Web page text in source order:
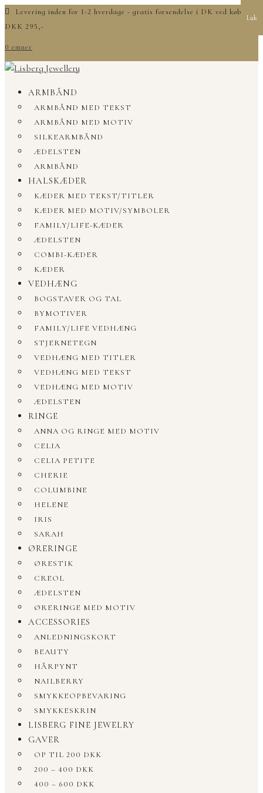
Levering inden for 1-2 hverdage - gratis forsendelse i DK ved køb over
DKK 295,-
0 emner
ARMBÅND
ARMBÅND MED TEKST
ARMBÅND MED MOTIV
SILKEARMBÅND
ÆDELSTEN
ARMBÅND
HALSKÆDER
KÆDER MED TEKST/TITLER
KÆDER MED MOTIV/SYMBOLER
FAMILY/LIFE-KÆDER
ÆDELSTEN
COMBI-KÆDER
KÆDER
VEDHÆNG
BOGSTAVER OG TAL
BYMOTIVER
FAMILY/LIFE VEDHÆNG
STJERNETEGN
VEDHÆNG MED TITLER
VEDHÆNG MED TEKST
VEDHÆNG MED MOTIV
ÆDELSTEN
RINGE
ANNA OG RINGE MED MOTIV
CELIA
CELIA PETITE
CHERIE
COLUMBINE
HELENE
IRIS
SARAH
ØRERINGE
ØRESTIK
CREOL
ÆDELSTEN
ØRERINGE MED MOTIV
ACCESSORIES
ANLEDNINGSKORT
BEAUTY
HÅRPYNT
NAILBERRY
SMYKKEOPBEVARING
SMYKKESKRIN
LISBERG FINE JEWELRY
GAVER
OP TIL 200 DKK
200 – 400 DKK
400 – 600 DKK
Luk